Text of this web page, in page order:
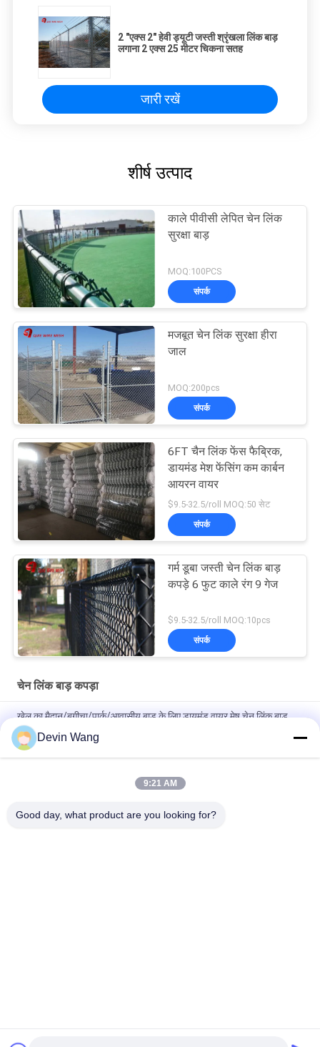
2 "एक्स 2" हेवी ड्यूटी जस्ती श्रृंखला लिंक बाड़
लगाना 2 एक्स 25 मीटर चिकना सतह
जारी रखें
शीर्ष उत्पाद
काले पीवीसी लेपित चेन लिंक
सुरक्षा बाड़
MOQ:100PCS
संपर्क
मजबूत चेन लिंक सुरक्षा हीरा
जाल
MOQ:200pcs
संपर्क
6FT चैन लिंक फेंस फैब्रिक,
डायमंड मेश फेंसिंग कम कार्बन
आयरन वायर
$9.5-32.5/roll MOQ:50 सेट
संपर्क
गर्म डूबा जस्ती चेन लिंक बाड़
कपड़े 6 फुट काले रंग 9 गेज
$9.5-32.5/roll MOQ:10pcs
संपर्क
चेन लिंक बाड़ कपड़ा
खेल का मैदान/बगीचा/पार्क/आवासीय बाड़ के लिए डायमंड वायर मेष चेन लिंक बाड़
बनाने की बुना तकनीक
गैल्वेनाइज्ड डायमंड वायर मेश फेंस रोल टेनिस कोर्ट फेंसिंग उत्पाद
अनुकूलित टिकाऊ थोक पाउडर छिड़काव पीवीसी लेपित चेन लिंक बाड़ बेसबॉल मैदानों
Devin Wang
9:21 AM
Good day, what product are you looking for?